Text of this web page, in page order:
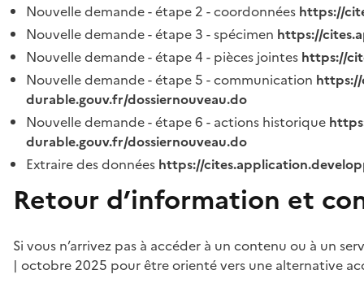
Nouvelle demande - étape 2 - coordonnées https://
Nouvelle demande - étape 3 - spécimen https://
Nouvelle demande - étape 4 - pièces jointes https://
Nouvelle demande - étape 5 - communication
durable.gouv.fr/dossiernouveau.do
Nouvelle demande - étape 6 - actions historique
durable.gouv.fr/dossiernouveau.do
Extraire des données https://
Retour d’information et
Si vous n’arrivez pas à accéder à un contenu ou à un
| octobre 2025 pour être orienté vers une alternative